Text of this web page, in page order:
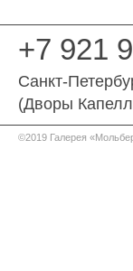
+7 921
Санкт-
(Дворы
©2019 Галерея